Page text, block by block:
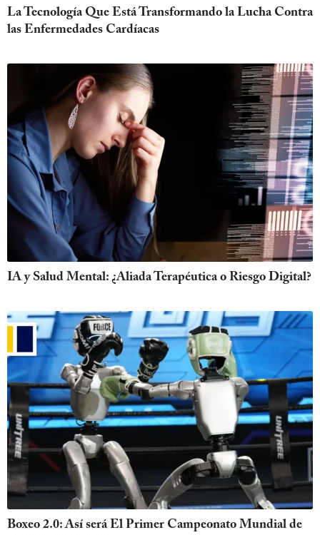
La Tecnología Que Está Transformando la Lucha Contra
las Enfermedades Cardíacas
IA y Salud Mental: ¿Aliada Terapéutica o Riesgo Digital?
Boxeo 2.0: Así será El Primer Campeonato Mundial de